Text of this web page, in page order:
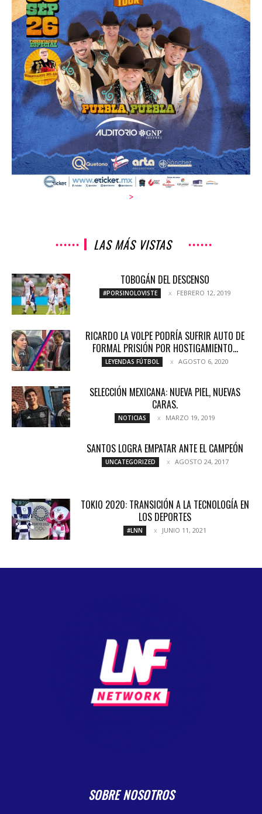
>
LAS MÁS VISTAS
TOBOGÁN DEL DESCENSO
#PORSINOLOVISTE FEBRERO 12, 2019
RICARDO LA VOLPE PODRÍA SUFRIR AUTO DE
FORMAL PRISIÓN POR HOSTIGAMIENTO...
LEYENDAS FÚTBOL AGOSTO 6, 2020
SELECCIÓN MEXICANA: NUEVA PIEL, NUEVAS
CARAS.
NOTICIAS MARZO 19, 2019
SANTOS LOGRA EMPATAR ANTE EL CAMPEÓN
UNCATEGORIZED AGOSTO 24, 2017
TOKIO 2020: TRANSICIÓN A LA TECNOLOGÍA EN
LOS DEPORTES
#LNN JUNIO 11, 2021
SOBRE NOSOTROS